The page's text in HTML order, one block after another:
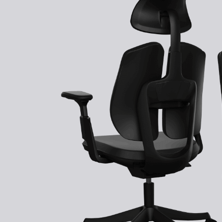
Rückenlehnen
Kostenlose Dekormuster
Rückgaberecht. Versand sofort.
Rückgaberecht. Versand sofort.